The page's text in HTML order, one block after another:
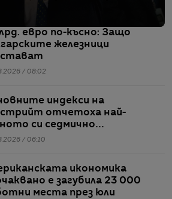
евро по-късно: Защо
железници
/ 08:02
индекси на
отчетоха най-
си седмично
от април насам
/ 06:10
икономика
е загубила 23 000
места през юли